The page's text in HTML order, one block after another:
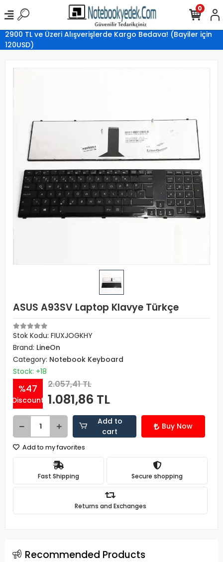
2900 TL ve Üzeri Alışverişlerde Kargo Bedava! (Bayiler için
120USD)
0
ASUS A93SV Laptop Klavye Türkçe
Stok Kodu: FIUXJOGKHY
Brand: LineOn
Category: Notebook Keyboard
Stock: +18
%47
Discount
2.057,41 TL
1.081,86 TL
Add to
cart
Buy Now
Add to my favorites
Fast Shipping Secure shopping
Returns and Exchanges
Recommended Products